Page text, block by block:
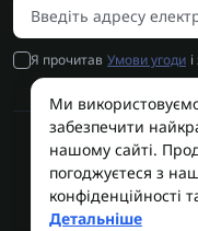
Я прочитав Умови угоди
AUTOSHIFT |
Ми
забезпечити
нашому сайті.
погоджуєтеся з
конфіденційності
Детальніше